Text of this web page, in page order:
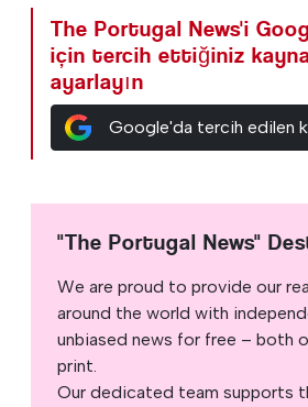
The Portugal News'i
için tercih ettiğiniz
ayarlayın
Google'da tercih edilen
"The Portugal News"
We are proud to provide our
around the world with
unbiased news for free – both
print.
Our dedicated team supports